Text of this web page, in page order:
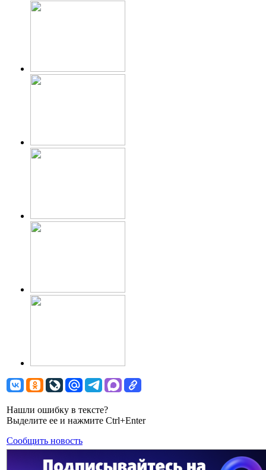
Нашли ошибку в тексте?
Выделите ее и нажмите Ctrl+Enter
Сообщить новость